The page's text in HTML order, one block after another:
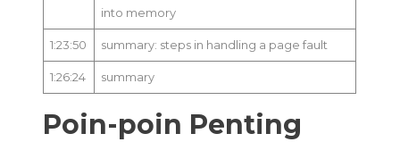
into memory
1:23:50 summary: steps in handling a page fault
1:26:24 summary
Poin-poin Penting